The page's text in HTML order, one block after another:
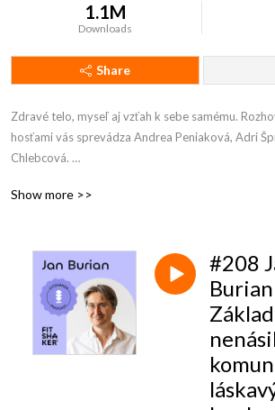
1.1M
Downloads
Share
Zdravé telo, myseľ aj vzťah k sebe samému.
hosťami vás sprevádza Andrea Peniaková, Adri
Chlebcová.
Show more >>
#208